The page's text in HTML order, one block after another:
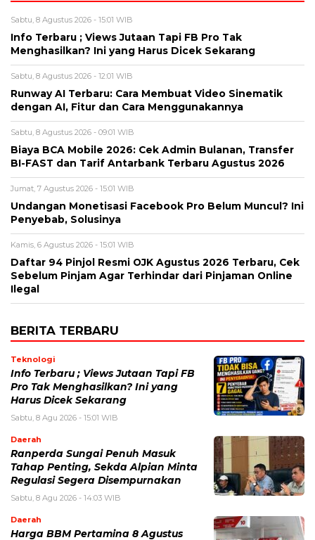
Sabtu, 8 Agustus 2026 - 15:01 WIB
Info Terbaru ; Views Jutaan Tapi FB Pro Tak
Menghasilkan? Ini yang Harus Dicek Sekarang
Sabtu, 8 Agustus 2026 - 12:01 WIB
Runway AI Terbaru: Cara Membuat Video Sinematik
dengan AI, Fitur dan Cara Menggunakannya
Sabtu, 8 Agustus 2026 - 09:01 WIB
Biaya BCA Mobile 2026: Cek Admin Bulanan, Transfer
BI-FAST dan Tarif Antarbank Terbaru Agustus 2026
Jumat, 7 Agustus 2026 - 15:01 WIB
Undangan Monetisasi Facebook Pro Belum Muncul? Ini
Penyebab, Solusinya
Kamis, 6 Agustus 2026 - 15:01 WIB
Daftar 94 Pinjol Resmi OJK Agustus 2026 Terbaru, Cek
Sebelum Pinjam Agar Terhindar dari Pinjaman Online
Ilegal
BERITA TERBARU
Teknologi
Info Terbaru ; Views Jutaan Tapi FB
Pro Tak Menghasilkan? Ini yang
Harus Dicek Sekarang
Sabtu, 8 Agu 2026 - 15:01 WIB
Daerah
Ranperda Sungai Penuh Masuk
Tahap Penting, Sekda Alpian Minta
Regulasi Segera Disempurnakan
Sabtu, 8 Agu 2026 - 14:03 WIB
Daerah
Harga BBM Pertamina 8 Agustus